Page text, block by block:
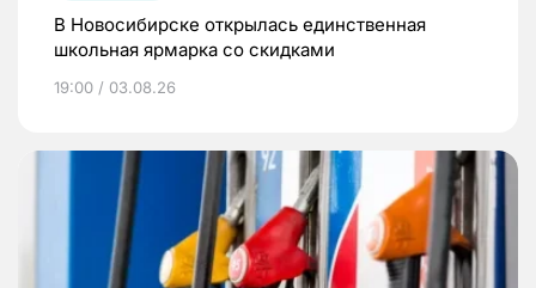
В Новосибирске открылась единственная
школьная ярмарка со скидками
19:00 / 03.08.26